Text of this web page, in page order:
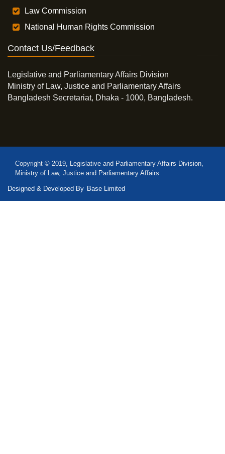
Law Commission
National Human Rights Commission
Contact Us/Feedback
Legislative and Parliamentary Affairs Division
Ministry of Law, Justice and Parliamentary Affairs
Bangladesh Secretariat, Dhaka - 1000, Bangladesh.
Copyright © 2019, Legislative and Parliamentary Affairs Division,
Ministry of Law, Justice and Parliamentary Affairs
Designed & Developed By Base Limited